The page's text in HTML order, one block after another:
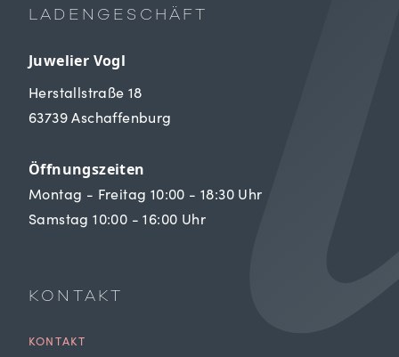
LADENGESCHÄFT
Juwelier Vogl
Herstallstraße 18
63739 Aschaffenburg
Öffnungszeiten
Montag - Freitag 10:00 - 18:30 Uhr
Samstag 10:00 - 16:00 Uhr
KONTAKT
KONTAKT